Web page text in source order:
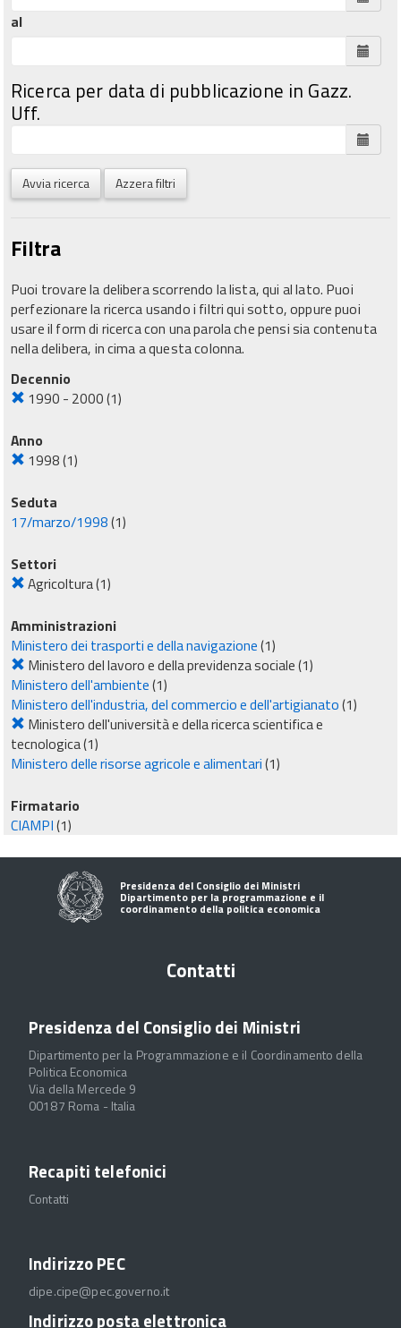
al
Ricerca per data di pubblicazione in Gazz.
Uff.
Avvia ricerca Azzera filtri
Filtra
Puoi trovare la delibera scorrendo la lista, qui al lato. Puoi
perfezionare la ricerca usando i filtri qui sotto, oppure puoi
usare il form di ricerca con una parola che pensi sia contenuta
nella delibera, in cima a questa colonna.
Decennio
1990 - 2000(1)
Anno
1998(1)
Seduta
17/marzo/1998(1)
Settori
Agricoltura(1)
Amministrazioni
Ministero dei trasporti e della navigazione(1)
Ministero del lavoro e della previdenza sociale(1)
Ministero dell'ambiente(1)
Ministero dell'industria, del commercio e dell'artigianato(1)
Ministero dell'università e della ricerca scientifica e
tecnologica(1)
Ministero delle risorse agricole e alimentari(1)
Firmatario
CIAMPI(1)
Presidenza del Consiglio dei Ministri
Dipartimento per la programmazione e il
coordinamento della politica economica
Contatti
Presidenza del Consiglio dei Ministri
Dipartimento per la Programmazione e il Coordinamento della
Politica Economica
Via della Mercede 9
00187 Roma - Italia
Recapiti telefonici
Contatti
Indirizzo PEC
dipe.cipe@pec.governo.it
Indirizzo posta elettronica